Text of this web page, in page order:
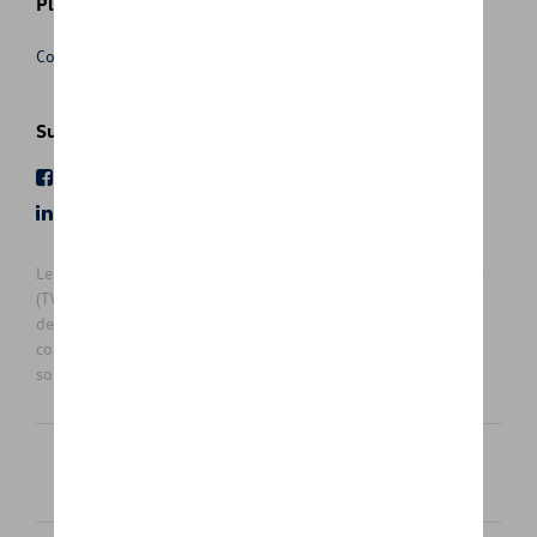
Conditions de vente
Suivez nous
Les prix affichés sur le présent site sont des prix recommandés
(TVAc), hors éventuels frais de montage. Pour connaitre le prix
de vente actuel et les éventuels frais de montage, veuillez
contacter votre concessionnaire/agent. Les prix recommandés
sont sujets à des changements sans préavis.